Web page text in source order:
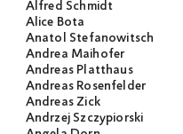
Alfred Schmidt
Alice Bota
Anatol Stefanowitsch
Andrea Maihofer
Andreas Platthaus
Andreas Rosenfelder
Andreas Zick
Andrzej Szczypiorski